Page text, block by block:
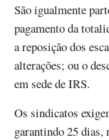
São igualmente
pagamento da
a reposição dos
alterações; ou o
em sede de IRS.
Os sindicatos
garantindo 25 dias,